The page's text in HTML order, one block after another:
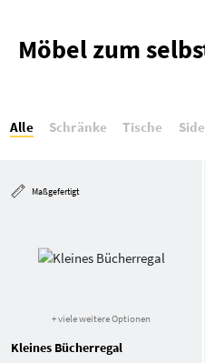
Möbel zum
Alle Schränke Tische
Maßgefertigt
+ viele weitere Optionen
Kleines Bücherregal